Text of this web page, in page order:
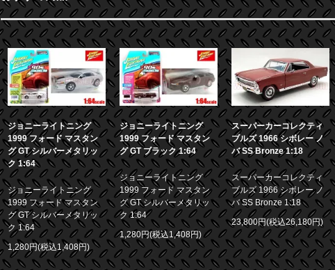
ジョニーライトニング
1999 フォード マスタン
グ GT シルバーメタリッ
ク 1:64
ジョニーライトニング
1999 フォード マスタン
グ GT シルバーメタリッ
ク 1:64
1,280円(税込1,408円)
ジョニーライトニング
1999 フォード マスタン
グ GT ブラック 1:64
ジョニーライトニング
1999 フォード マスタン
グ GT シルバーメタリッ
ク 1:64
1,280円(税込1,408円)
スーパーカーコレクティ
ブルズ 1966 シボレー ノ
バ SS Bronze 1:18
スーパーカーコレクティ
ブルズ 1966 シボレー ノ
バ SS Bronze 1:18
23,800円(税込26,180円)